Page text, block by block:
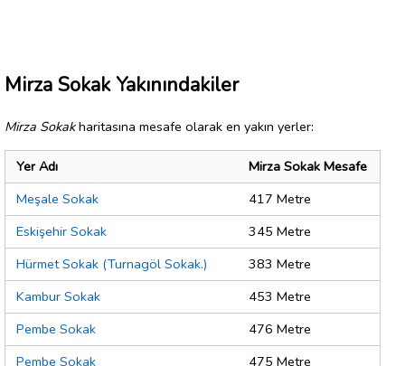
Mirza Sokak Yakınındakiler
Mirza Sokakharitasına mesafe olarak en yakın yerler:
Yer Adı
Mirza Sokak Mesafe
Meşale Sokak
417 Metre
Eskişehir Sokak
345 Metre
Hürmet Sokak (Turnagöl Sokak.)
383 Metre
Kambur Sokak
453 Metre
Pembe Sokak
476 Metre
Pembe Sokak
475 Metre